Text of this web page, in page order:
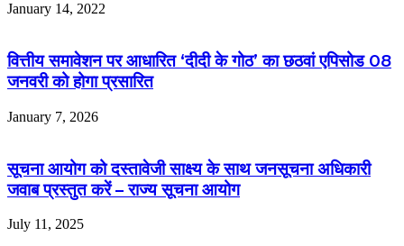
January 14, 2022
वित्तीय समावेशन पर आधारित ‘दीदी के गोठ’ का छठवां एपिसोड 08
जनवरी को होगा प्रसारित
January 7, 2026
सूचना आयोग को दस्तावेजी साक्ष्य के साथ जनसूचना अधिकारी
जवाब प्रस्तुत करें – राज्य सूचना आयोग
July 11, 2025